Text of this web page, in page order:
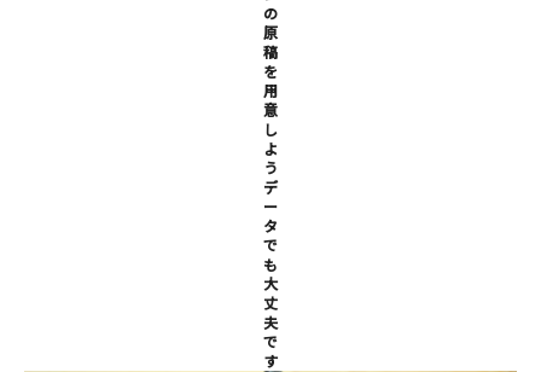
の
原
稿
を
用
意
し
よ
う
デ
ー
タ
で
も
大
丈
夫
で
す